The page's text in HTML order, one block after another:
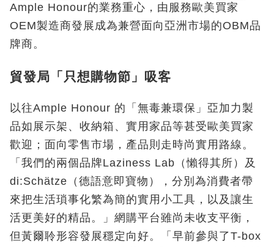
Ample Honour的業務重心，由服務歐美買家
OEM製造商發展成為兼營面向亞洲市場的OBM品
牌商。
貿發局「只想購物節」吸客
以往Ample Honour 的「無毒兼環保」亞加力製
品如展示架、收納箱、實用家品等甚受歐美買家
歡迎；面向零售市場，產品則走時尚實用路線。
「我們的兩個品牌Laziness Lab（懶得其所）及
di:Schätze（德語意即寶物），分別為消費者帶
來把生活瑣事化繁為簡的實用小工具，以及讓生
活更美好的精品。」網購平台雖尚未收支平衡，
但黃爾聆形容發展穩定向好。「早前參與了T-box